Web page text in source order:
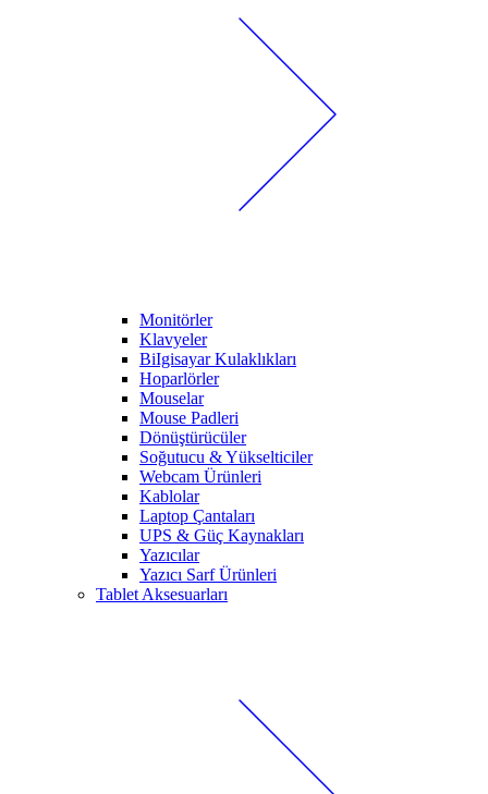
Monitörler
Klavyeler
BiIgisayar Kulaklıkları
Hoparlörler
Mouselar
Mouse Padleri
Dönüştürücüler
Soğutucu & Yükselticiler
Webcam Ürünleri
Kablolar
Laptop Çantaları
UPS & Güç Kaynakları
Yazıcılar
Yazıcı Sarf Ürünleri
Tablet Aksesuarları